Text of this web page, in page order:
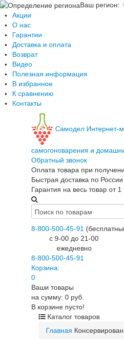
Ваш регион:
Акции
О нас
Гарантии
Доставка и оплата
Возврат
Видео
Полезная информация
В избранное
К сравнению
Контакты
Самодел Интернет-
самогоноварения и
Обратный звонок
Оплата товара при
Быстрая доставка по России
Гарантия на весь товар от 1
8-800-500-45-91
c 9-00 до 21-00
ежедневно
8-800-500-45-91
Корзина:
0
Ваши товары
на сумму: 0 руб.
В корзине пусто!
Каталог товаров
Главная